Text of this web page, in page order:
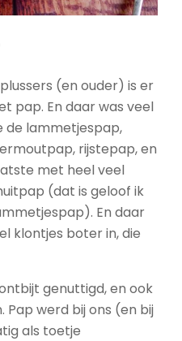
(en ouder) is er
pap. En daar was veel
de lammetjespap,
rijstepap, en
met heel veel
(dat is geloof ik
En daar
klontjes boter in, die
genuttigd, en ook
Pap werd bij ons (en bij
als toetje